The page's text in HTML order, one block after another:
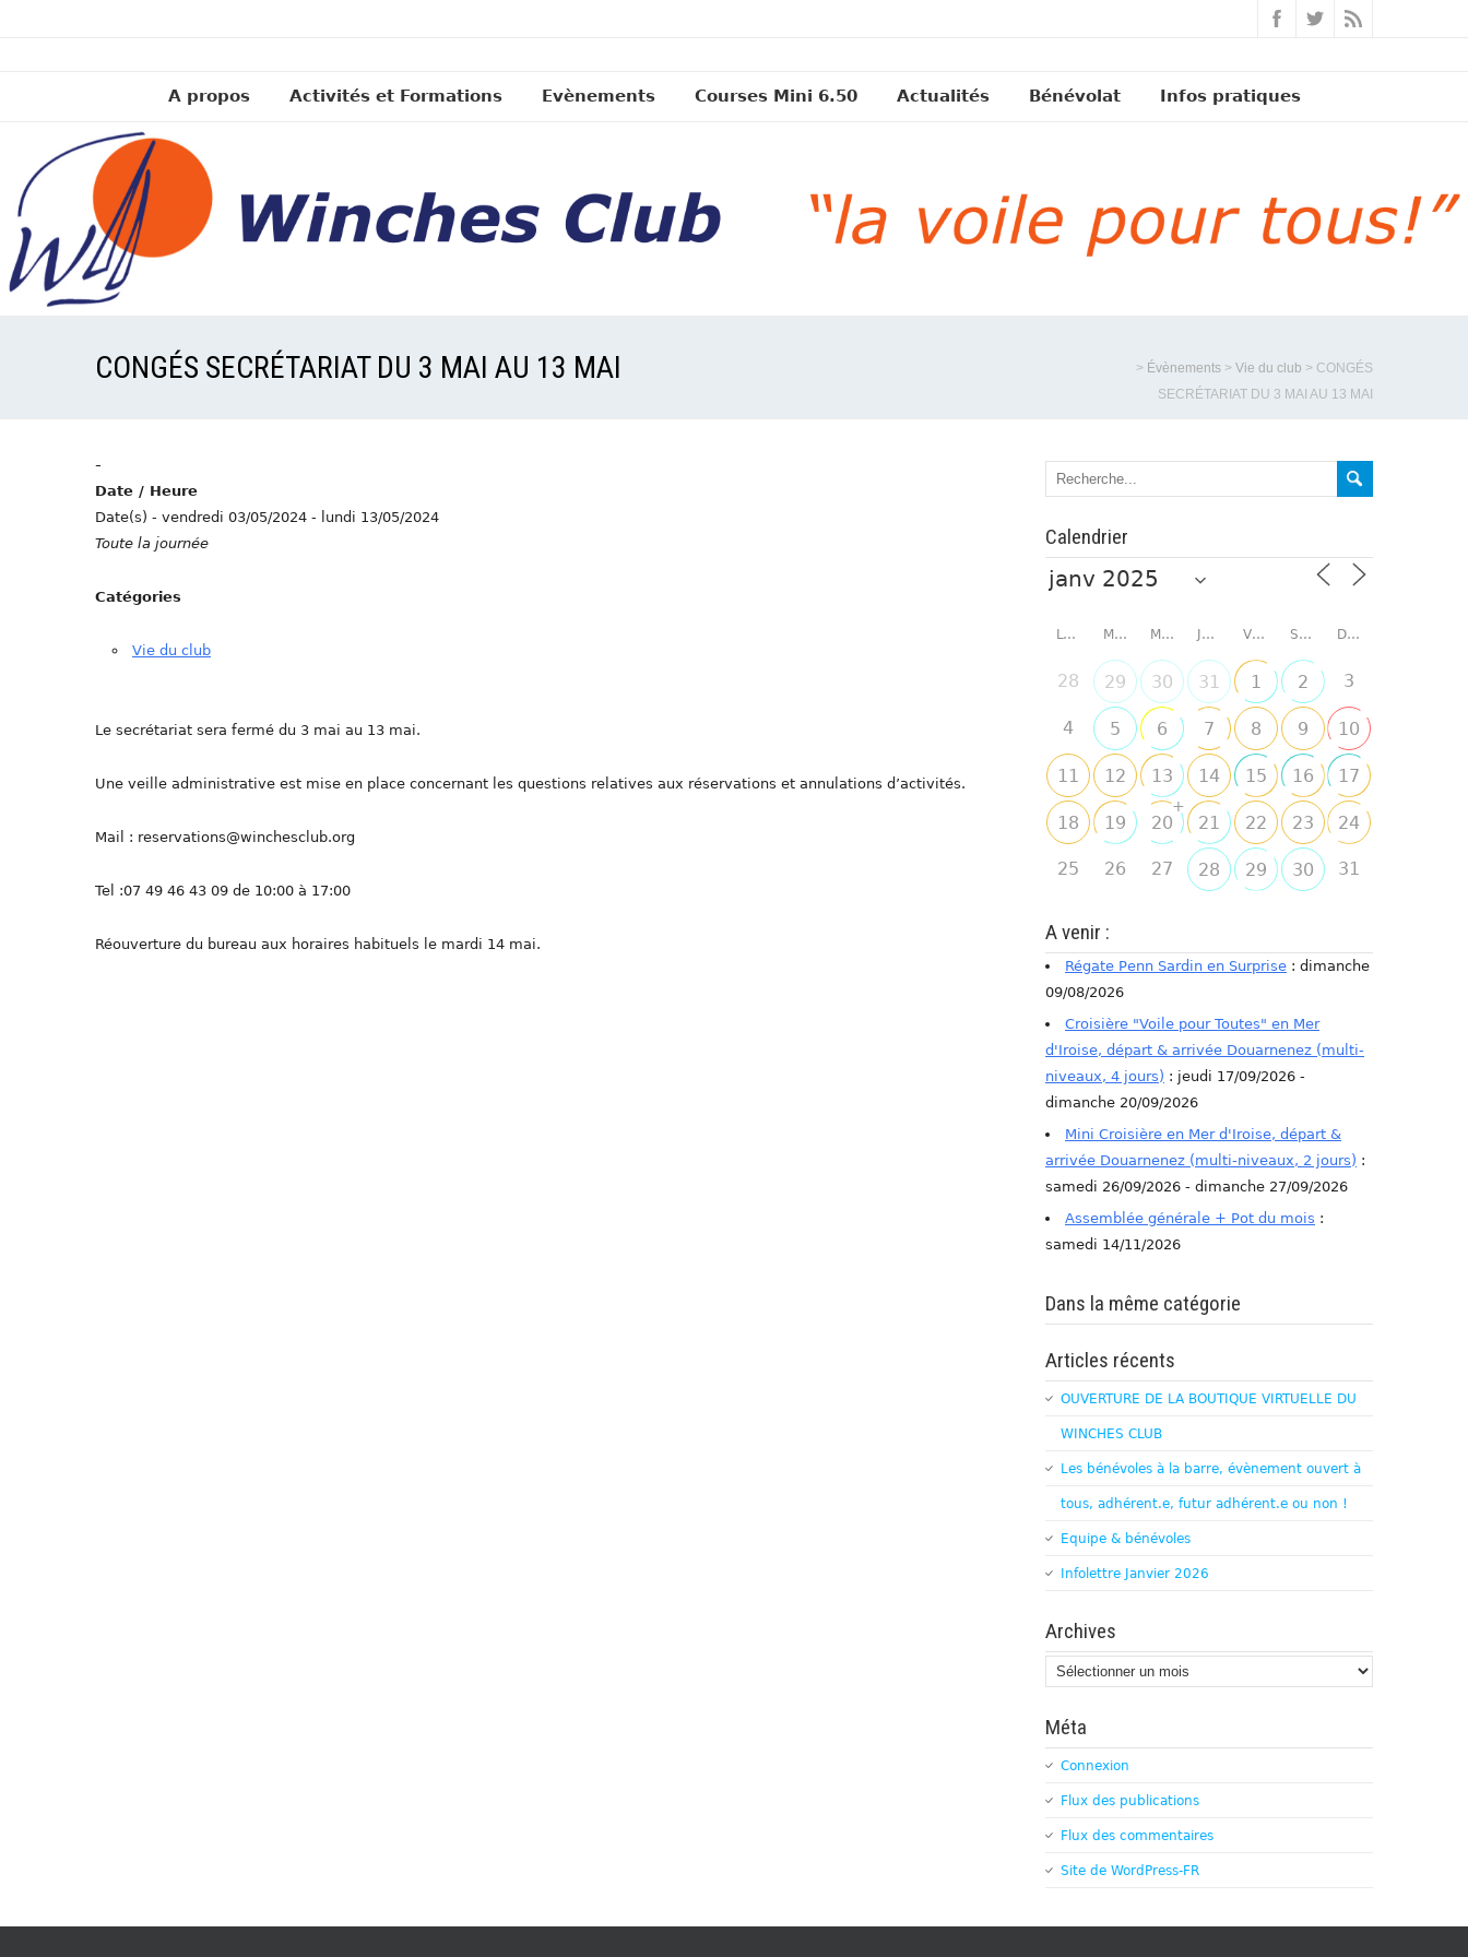
A propos Activités et Formations Evènements Courses Mini 6.50 Actualités Bénévolat Infos pratiques
CONGÉS SECRÉTARIAT DU 3 MAI AU 13 MAI > Évènements > Vie du club > CONGÉS
SECRÉTARIAT DU 3 MAI AU 13 MAI
-
Date / Heure
Date(s) - vendredi 03/05/2024 - lundi 13/05/2024
Toute la journée
Catégories
Vie du club
Le secrétariat sera fermé du 3 mai au 13 mai.
Une veille administrative est mise en place concernant les questions relatives aux réservations et annulations d’activités.
Mail : reservations@winchesclub.org
Tel :07 49 46 43 09 de 10:00 à 17:00
Réouverture du bureau aux horaires habituels le mardi 14 mai.
Calendrier
LUNDI MARDI MERCREDI JEUDI VENDREDI SAMEDI DIMANCHE
28 29 30 31 1 2 3
4 5 6 7 8 9 10
11 12 13 14 15 16 17
18 19 20
+
21 22 23 24
25 26 27 28 29 30 31
A venir :
Régate Penn Sardin en Surprise : dimanche
09/08/2026
Croisière "Voile pour Toutes" en Mer
d'Iroise, départ & arrivée Douarnenez (multi-
niveaux, 4 jours) : jeudi 17/09/2026 -
dimanche 20/09/2026
Mini Croisière en Mer d'Iroise, départ &
arrivée Douarnenez (multi-niveaux, 2 jours) :
samedi 26/09/2026 - dimanche 27/09/2026
Assemblée générale + Pot du mois :
samedi 14/11/2026
Dans la même catégorie
Articles récents
OUVERTURE DE LA BOUTIQUE VIRTUELLE DU
WINCHES CLUB
Les bénévoles à la barre, évènement ouvert à
tous, adhérent.e, futur adhérent.e ou non !
Equipe & bénévoles
Infolettre Janvier 2026
Archives
Archives
Méta
Connexion
Flux des publications
Flux des commentaires
Site de WordPress-FR